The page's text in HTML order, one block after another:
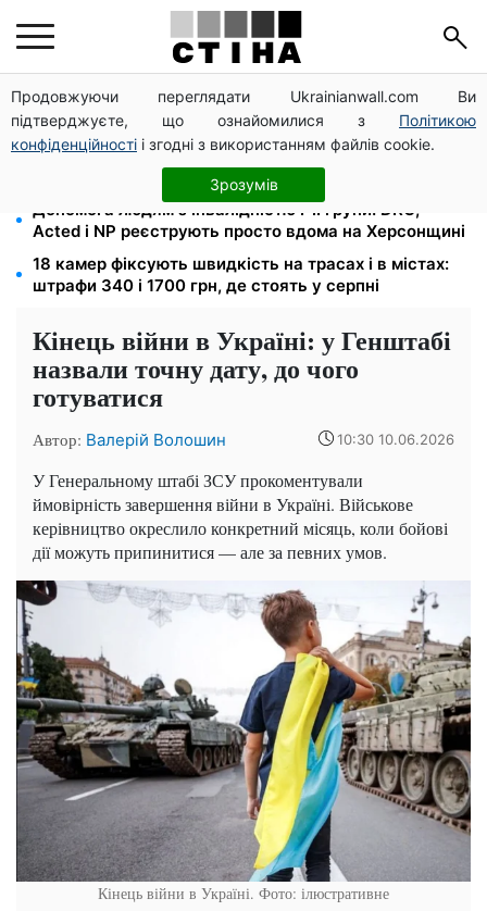
Продовжуючи переглядати Ukrainianwall.com Ви
підтверджуєте, що ознайомилися з Політикою
конфіденційності і згодні з використанням файлів cookie.
Зрозумів
Цифровізація справ і ВЛК: юрист Танасійчук — чому
перевірки ТЦК не працюють без зміни системи
200+ тисяч у СЗЧ, мільйони в розшуку: Федоров
розкрив план реформи мобілізації та ТЦК
Допомога людям з інвалідністю I-II групи: DRC,
Acted і NP реєструють просто вдома на Херсонщині
18 камер фіксують швидкість на трасах і в містах:
штрафи 340 і 1700 грн, де стоять у серпні
Кінець війни в Україні: у Генштабі
назвали точну дату, до чого
готуватися
Автор: Валерій Волошин 10:30 10.06.2026
У Генеральному штабі ЗСУ прокоментували
ймовірність завершення війни в Україні. Військове
керівництво окреслило конкретний місяць, коли бойові
дії можуть припинитися — але за певних умов.
Кінець війни в Україні. Фото: ілюстративне